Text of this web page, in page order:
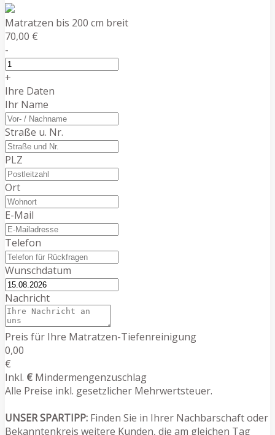
Matratzen bis 200 cm breit
70,00 €
-
+
Ihre Daten
Ihr Name
Straße u. Nr.
PLZ
Ort
E-Mail
Telefon
Wunschdatum
Nachricht
Preis für Ihre Matratzen-Tiefenreinigung
0,00
€
Inkl. € Mindermengenzuschlag
Alle Preise inkl. gesetzlicher Mehrwertsteuer.
UNSER SPARTIPP: Finden Sie in Ihrer Nachbarschaft oder
Bekanntenkreis weitere Kunden, die am gleichen Tag